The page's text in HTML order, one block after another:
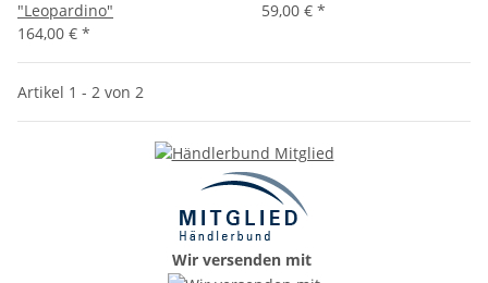
"Leopardino"
164,00 € *
59,00 € *
Artikel 1 - 2 von 2
Wir versenden mit